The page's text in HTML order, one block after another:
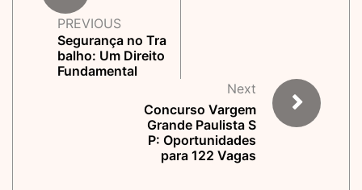
PREVIOUS
Segurança no Tra
balho: Um Direito
Fundamental
Next
Concurso Vargem
Grande Paulista S
P: Oportunidades
para 122 Vagas